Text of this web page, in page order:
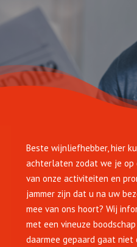
Beste wijnliefhebber, hier
achterlaten zodat we je op
van onze activiteiten en
jammer zijn dat u na uw
mee van ons hoort? Wij
met een vineuze
daarmee gepaard gaat niet